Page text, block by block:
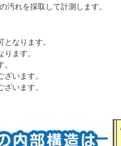
汚れを採取して計測します。
なります。
ます。
います。
います。